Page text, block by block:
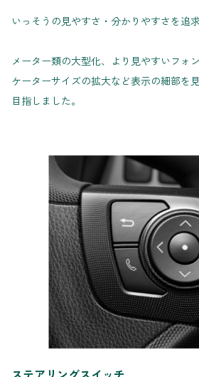
いっそうの見やすさ・分かりやすさを追
メーター類の大型化、より見やすいフォ
ケーターサイズの拡大など表示の細部を
目指しました。